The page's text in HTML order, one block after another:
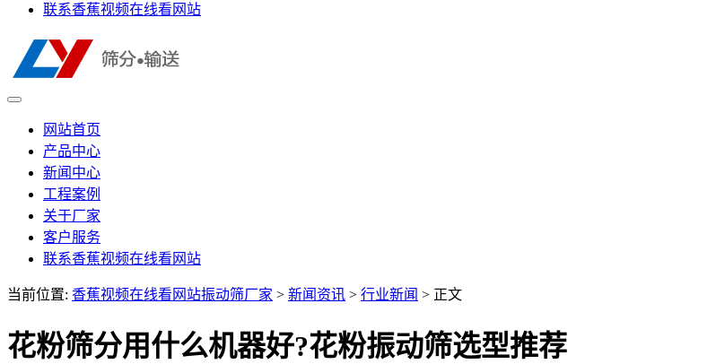
联系香蕉视频在线看网站
网站首页
产品中心
新闻中心
工程案例
关于厂家
客户服务
联系香蕉视频在线看网站
当前位置: 香蕉视频在线看网站振动筛厂家 > 新闻资讯 > 行业新闻 > 正文
花粉筛分用什么机器好?花粉振动筛选型推荐